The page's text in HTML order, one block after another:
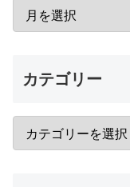
カテゴリー